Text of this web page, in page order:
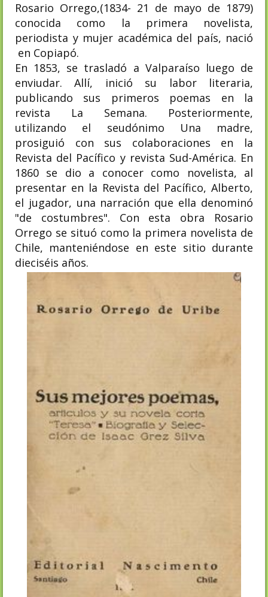
Rosario Orrego,(1834- 21 de mayo de 1879)
conocida como la primera novelista,
periodista y mujer académica del país, nació
en Copiapó.
En 1853, se trasladó a Valparaíso luego de
enviudar. Allí, inició su labor literaria,
publicando sus primeros poemas en la
revista La Semana. Posteriormente,
utilizando el seudónimo Una madre,
prosiguió con sus colaboraciones en la
Revista del Pacífico y revista Sud-América. En
1860 se dio a conocer como novelista, al
presentar en la Revista del Pacífico, Alberto,
el jugador, una narración que ella denominó
"de costumbres". Con esta obra Rosario
Orrego se situó como la primera novelista de
Chile, manteniéndose en este sitio durante
dieciséis años.